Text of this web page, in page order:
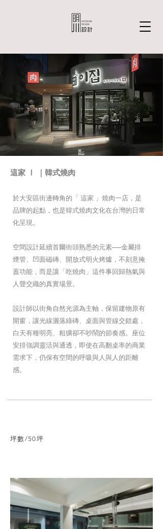
這家 Ⅰ ｜韓式燒肉
於大安區街邊轉角的「 這家 」燒肉一店，是
品牌的起點，也是韓式燒肉文化在台灣的日常
化呈現。
空間設計延續首爾街頭熟悉的元素──金屬排
煙管、凹面磁磚、開放式明火烤爐，不刻意掩
蓋功能，而是讓「吃燒肉」這件事回歸熱氣與
人聲交織的真實場景。
設計師以街角自然光源為主軸，保留建物原有
開窗，讓光線灑落綠磚、桌面與管線交錯處，
白天有種明亮、粗獷卻不吵鬧的節奏感。座位
安排強調靈活與通透，即使在高翻桌率的商業
需求下，仍保有空間的呼吸與人與人的距離
感。
坪數/50坪